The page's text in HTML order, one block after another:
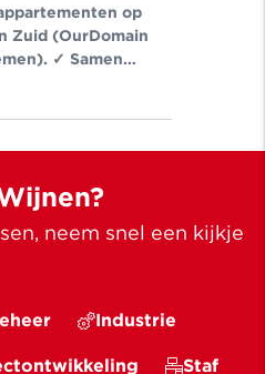
op
Zuid (OurDomain
✓ Samen
neem snel een kijkje
Industrie
Staf